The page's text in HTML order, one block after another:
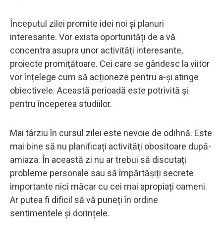
Începutul zilei promite idei noi și planuri
interesante. Vor exista oportunități de a vă
concentra asupra unor activități interesante,
proiecte promițătoare. Cei care se gândesc la viitor
vor înțelege cum să acționeze pentru a-și atinge
obiectivele. Această perioadă este potrivită și
pentru începerea studiilor.
Mai târziu în cursul zilei este nevoie de odihnă. Este
mai bine să nu planificați activități obositoare după-
amiaza. În această zi nu ar trebui să discutați
probleme personale sau să împărtășiți secrete
importante nici măcar cu cei mai apropiați oameni.
Ar putea fi dificil să vă puneți în ordine
sentimentele și dorințele.